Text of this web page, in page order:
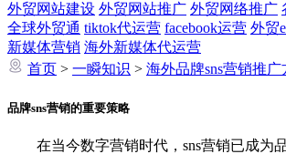
外贸网站建设 外贸网站推广 外贸网络推广
全球外贸通 tiktok代运营 facebook运营 外贸
新媒体营销 海外新媒体代运营
首页 > 一瞬知识 > 海外品牌sns营销推广
品牌sns营销的重要策略
在当今数字营销时代，sns营销已成为